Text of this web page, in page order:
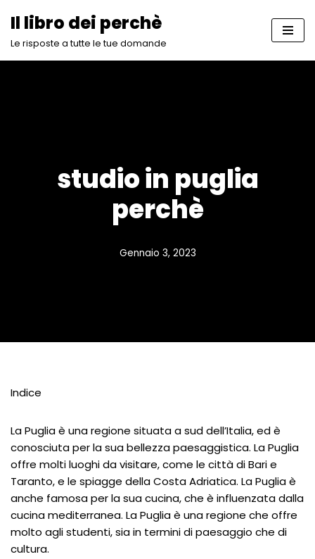
Vai
Il libro dei perchè
Le risposte a tutte le tue domande
studio in puglia
perchè
Gennaio 3, 2023
Indice
La Puglia è una regione situata a sud dell’Italia, ed è
conosciuta per la sua bellezza paesaggistica. La Puglia
offre molti luoghi da visitare, come le città di Bari e
Taranto, e le spiagge della Costa Adriatica. La Puglia è
anche famosa per la sua cucina, che è influenzata dalla
cucina mediterranea. La Puglia è una regione che offre
molto agli studenti, sia in termini di paesaggio che di
cultura.